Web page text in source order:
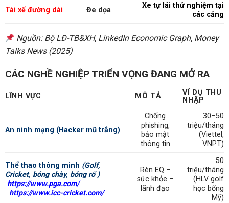
Tài xế đường dài Đe dọa
Xe tự lái thử nghiệm tại
các cảng
Nguồn: Bộ LĐ-TB&XH, LinkedIn Economic Graph, Money
Talks News (2025)
CÁC NGHỀ NGHIỆP TRIỂN VỌNG ĐANG MỞ RA
LĨNH VỰC MÔ TẢ
VÍ DỤ THU
NHẬP
An ninh mạng (Hacker mũ trắng)
Chống
phishing,
bảo mật
thông tin
30–50
triệu/tháng
(Viettel,
VNPT)
Thể thao thông minh (Golf,
Cricket, bóng chày, bóng rổ )
https://www.pga.com/
https://www.icc-cricket.com/
Rèn EQ –
sức khỏe –
lãnh đạo
50
triệu/tháng
(HLV golf
học bổng
Mỹ)